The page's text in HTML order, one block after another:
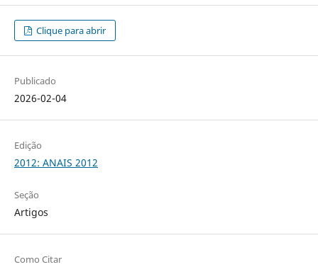
Clique para abrir
Publicado
2026-02-04
Edição
2012: ANAIS 2012
Seção
Artigos
Como Citar